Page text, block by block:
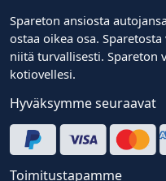
Spareton ansiosta
ostaa oikea osa.
niitä turvallisesti. Spareton
kotiovellesi.
Hyväksymme seuraavat
Toimitustapamme